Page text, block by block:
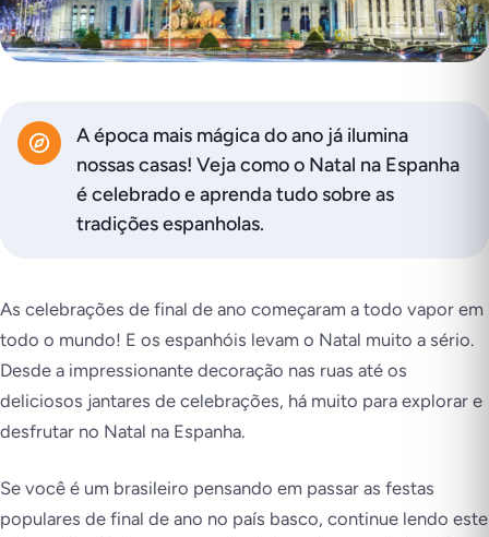
A época mais mágica do ano já ilumina
nossas casas! Veja como o Natal na Espanha
é celebrado e aprenda tudo sobre as
tradições espanholas.
As celebrações de final de ano começaram a todo vapor em
todo o mundo! E os espanhóis levam o Natal muito a sério.
Desde a impressionante decoração nas ruas até os
deliciosos jantares de celebrações, há muito para explorar e
desfrutar no Natal na Espanha.
Se você é um brasileiro pensando em passar as festas
populares de final de ano no país basco, continue lendo este